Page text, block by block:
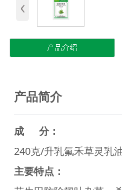
‹
产品介绍
产品简介
成 分：
240克/升乳氟禾草灵乳
主要特点：